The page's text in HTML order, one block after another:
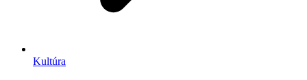
Kultúra